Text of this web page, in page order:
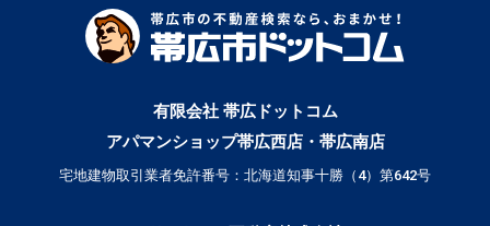
有限会社 帯広ドットコム
アパマンショップ帯広西店・帯広南店
宅地建物取引業者免許番号：北海道知事十勝（4）第642号